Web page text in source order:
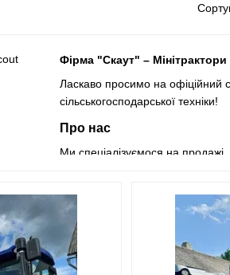
Фірма "Скаут" – Мінітрактори
Ласкаво просимо на офіційний
сільськогосподарської техніки!
Про нас
Ми спеціалізуємося на продажі,
Чому обирають нас?
✅Висока якість техніки
– ми
✅Гарантія та сервіс –